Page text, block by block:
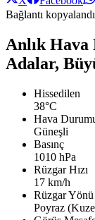
Bağlantı
Anlık
Adalar,
Hissedilen
38°C
Hava
Güneşli
Basınç
1010 hPa
Rüzgar Hızı
17 km/h
Rüzgar Yönü
Poyraz